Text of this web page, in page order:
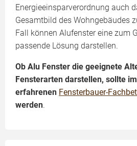
Energieeinspar­verordnung auch
Gesamtbild des Wohngebäudes
Fall können Alufenster eine zum
passende Lösung darstellen.
Ob Alu Fenster die geeignete
Fensterarten darstellen, sollte
erfahrenen Fensterbauer-
werden.